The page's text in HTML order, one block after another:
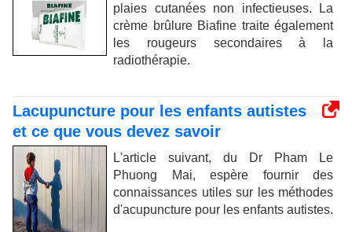
plaies cutanées non infectieuses. La
crème brûlure Biafine traite également
les rougeurs secondaires à la
radiothérapie.
Lacupuncture pour les enfants autistes
et ce que vous devez savoir
L'article suivant, du Dr Pham Le
Phuong Mai, espère fournir des
connaissances utiles sur les méthodes
d'acupuncture pour les enfants autistes.